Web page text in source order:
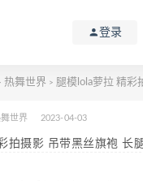
登录
热舞世界 > 腿模lola萝拉 精彩拍摄
世界 2023-04-03
拍摄影 吊带黑丝旗袍 长